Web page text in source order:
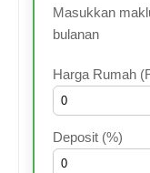
Masukkan
bulanan
Harga Rumah
Deposit (%)